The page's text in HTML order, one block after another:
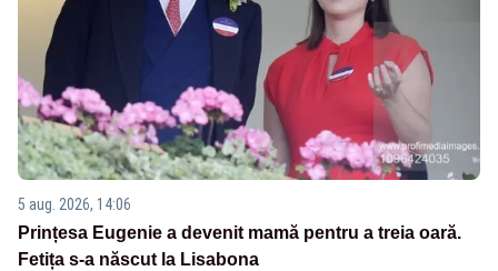
5 aug. 2026, 14:06
Prințesa Eugenie a devenit mamă pentru a treia oară.
Fetița s-a născut la Lisabona